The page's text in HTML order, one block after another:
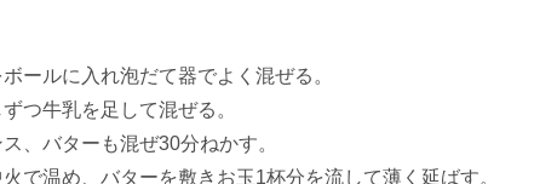
ールに入れ泡だて器でよく混ぜる。
つ牛乳を足して混ぜる。
、バターも混ぜ30分ねかす。
で温め、バターを敷きお玉1杯分を流して薄く延ばす。